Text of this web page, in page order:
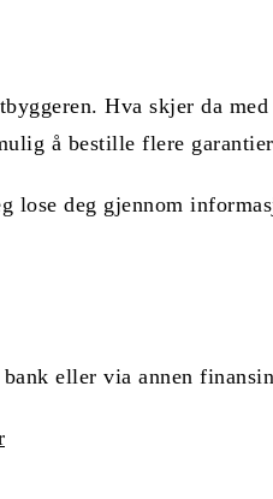
Hva skjer da
å bestille flere
lose deg gjennom
eller via annen